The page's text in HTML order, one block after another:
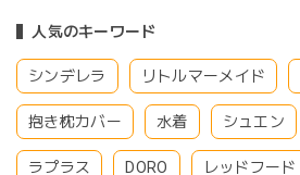
人気のキーワード
シンデレラ リトルマーメイド
抱き枕カバー 水着 シュエン
ラプラス DORO レッドフード